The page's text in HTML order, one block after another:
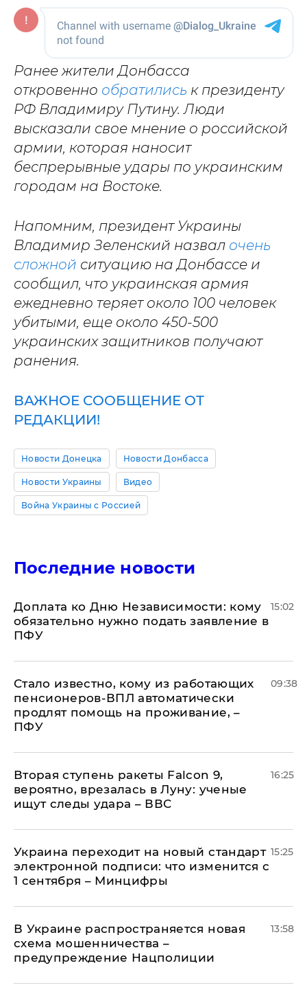
Ранее жители Донбасса
откровенно обратились к президенту
РФ Владимиру Путину. Люди
высказали свое мнение о российской
армии, которая наносит
беспрерывные удары по украинским
городам на Востоке.
Напомним, президент Украины
Владимир Зеленский назвал очень
сложной ситуацию на Донбассе и
сообщил, что украинская армия
ежедневно теряет около 100 человек
убитыми, еще около 450-500
украинских защитников получают
ранения.
ВАЖНОЕ СООБЩЕНИЕ ОТ
РЕДАКЦИИ!
Новости Донецка Новости Донбасса
Новости Украины Видео
Война Украины с Россией
Последние новости
Доплата ко Дню Независимости: кому
обязательно нужно подать заявление в
ПФУ
15:02
Стало известно, кому из работающих
пенсионеров-ВПЛ автоматически
продлят помощь на проживание, –
ПФУ
09:38
Вторая ступень ракеты Falcon 9,
вероятно, врезалась в Луну: ученые
ищут следы удара – ВВС
16:25
Украина переходит на новый стандарт
электронной подписи: что изменится с
1 сентября – Минцифры
15:25
В Украине распространяется новая
схема мошенничества –
предупреждение Нацполиции
13:58